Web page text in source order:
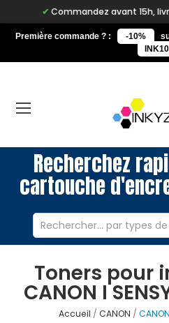
Commandez avant 15h, livré
Première commande ? : -10%
INK10
Recherchez
cartouche
Toners pour
CANON I
Accueil CANON